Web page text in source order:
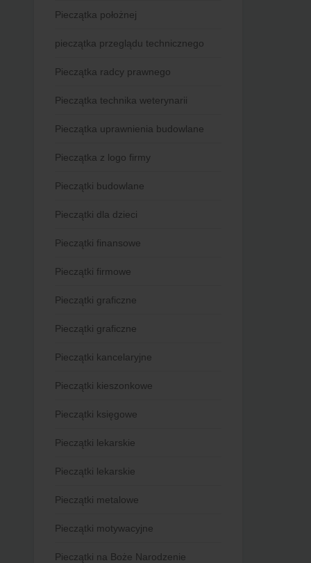
Pieczątka położnej
pieczątka przeglądu technicznego
Pieczątka radcy prawnego
Pieczątka technika weterynarii
Pieczątka uprawnienia budowlane
Pieczątka z logo firmy
Pieczątki budowlane
Pieczątki dla dzieci
Pieczątki finansowe
Pieczątki firmowe
Pieczątki graficzne
Pieczątki graficzne
Pieczątki kancelaryjne
Pieczątki kieszonkowe
Pieczątki księgowe
Pieczątki lekarskie
Pieczątki lekarskie
Pieczątki metalowe
Pieczątki motywacyjne
Pieczątki na Boże Narodzenie